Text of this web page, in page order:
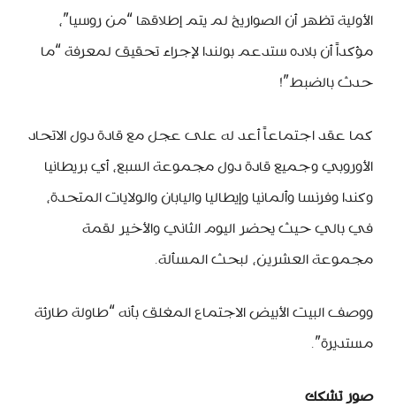
الأولية تظهر أن الصواريخ لم يتم إطلاقها “من روسيا”،
مؤكداً أن بلاده ستدعم بولندا لإجراء تحقيق لمعرفة “ما
حدث بالضبط”!
كما عقد اجتماعاً أعد له على عجل مع قادة دول الاتحاد
الأوروبي وجميع قادة دول مجموعة السبع، أي بريطانيا
وكندا وفرنسا وألمانيا وإيطاليا واليابان والولايات المتحدة،
في بالي حيث يحضر اليوم الثاني والأخير لقمة
مجموعة العشرين، لبحث المسألة.
ووصف البيت الأبيض الاجتماع المغلق بأنه “طاولة طارئة
مستديرة”.
صور تشكك